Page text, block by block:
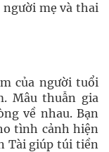
mẹ và thai
của người tuổi
Mâu thuẫn gia
về nhau. Bạn
tình cảnh hiện
Tài giúp túi tiền